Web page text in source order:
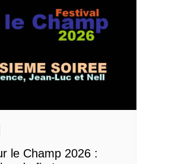
le Champ 2026 :